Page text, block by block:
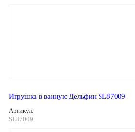
Игрушка в ванную Дельфин SL87009
Артикул:
SL87009